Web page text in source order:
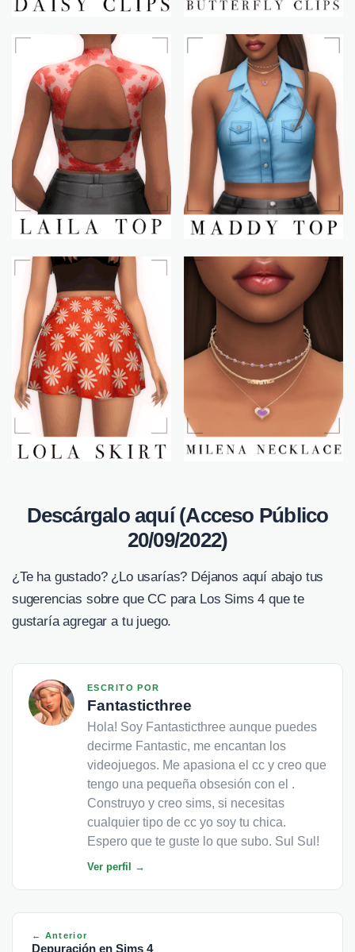
Descárgalo aquí (Acceso Público
20/09/2022)
¿Te ha gustado? ¿Lo usarías? Déjanos aquí abajo tus
sugerencias sobre que CC para Los Sims 4 que te
gustaría agregar a tu juego.
ESCRITO POR
Fantasticthree
Hola! Soy Fantasticthree aunque puedes
decirme Fantastic, me encantan los
videojuegos. Me apasiona el cc y creo que
tengo una pequeña obsesión con el .
Construyo y creo sims, si necesitas
cualquier tipo de cc yo soy tu chica.
Espero que te guste lo que subo. Sul Sul!
Ver perfil →
← Anterior
Depuración en Sims 4